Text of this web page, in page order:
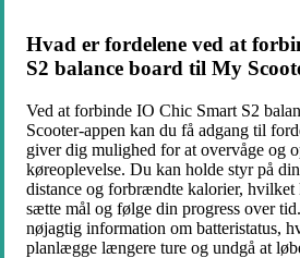
Hvad er fordelene ved at
S2 balance board til My
Ved at forbinde IO Chic Smart S2
Scooter-appen kan du få adgang til
giver dig mulighed for at overvåge og
køreoplevelse. Du kan holde styr på
distance og forbrændte kalorier,
sætte mål og følge din progress over
nøjagtig information om batteristatus,
planlægge længere ture og undgå at